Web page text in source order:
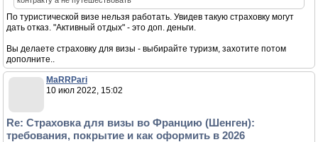
По туристической визе нельзя работать. Увидев такую страховку могут
дать отказ. "Активный отдых" - это доп. деньги.
Вы делаете страховку для визы - выбирайте туризм, захотите потом
дополните..
MaRRPari
10 июл 2022, 15:02
Re: Страховка для визы во Францию (Шенген):
требования, покрытие и как оформить в 2026